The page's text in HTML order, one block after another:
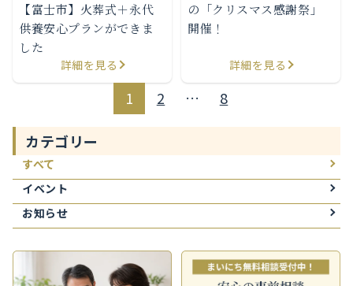
【富士市】火葬式＋永代
供養安心プランができま
した
詳細を見る
の「クリスマス感謝祭」
開催！
詳細を見る
1 2 … 8
カテゴリー
すべて
イベント
お知らせ